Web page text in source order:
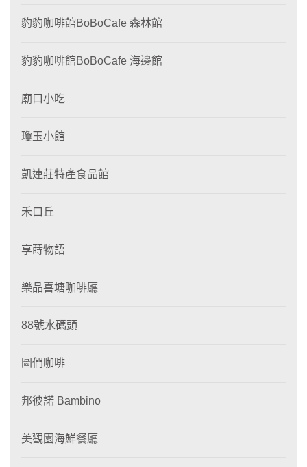
豹豹咖啡館BoBoCafe 森林館
豹豹咖啡館BoBoCafe 海邊館
廟口小吃
瓊玉小館
凱連莊特產食品館
禾口丘
享蒔物語
樂品喜塘咖啡廳
88號水碼頭
圖們咖啡
邦彼諾 Bambino
美觀園海鮮餐廳